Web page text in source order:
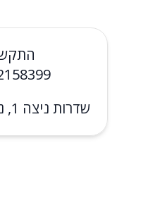
שדרות ניצה 1, נתניה, נתניה